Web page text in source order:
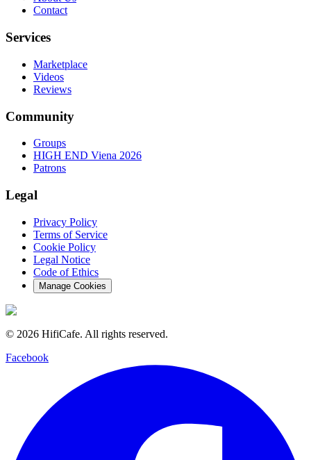
Contact
Services
Marketplace
Videos
Reviews
Community
Groups
HIGH END Viena 2026
Patrons
Legal
Privacy Policy
Terms of Service
Cookie Policy
Legal Notice
Code of Ethics
Manage Cookies
© 2026 HifiCafe. All rights reserved.
Facebook